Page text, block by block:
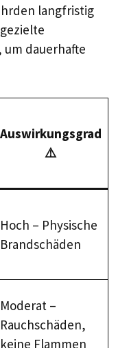
langfristig
dauerhafte
Auswirkungsgrad
⚠️
Hoch – Physische
Brandschäden
Moderat –
Rauchschäden,
keine Flammen